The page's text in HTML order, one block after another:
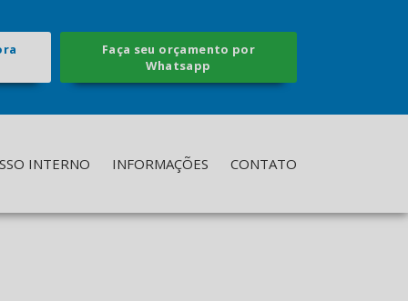
Faça seu orçamento por
Whatsapp
INTERNO INFORMAÇÕES CONTATO